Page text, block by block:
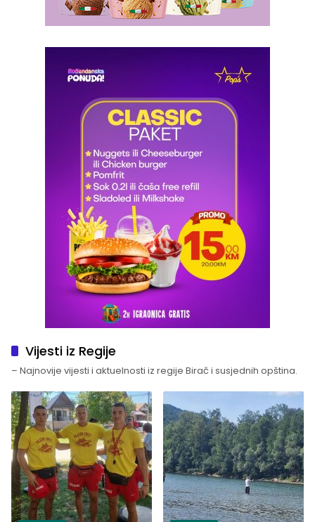
Vijesti iz Regije
– Najnovije vijesti i aktuelnosti iz regije Birač i susjednih opština.